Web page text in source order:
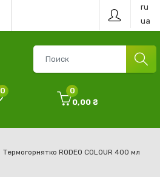
ru
ua
0
0
0,00 ₴
Термогорнятко RODEO COLOUR 400 мл